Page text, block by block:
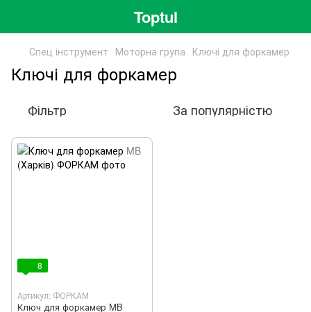
Toptul
Спец інструмент Моторна група Ключі для форкамер
Ключі для форкамер
Фільтр За популярністю
8
Артикул: ФОРКАМ
Ключ для форкамер MB